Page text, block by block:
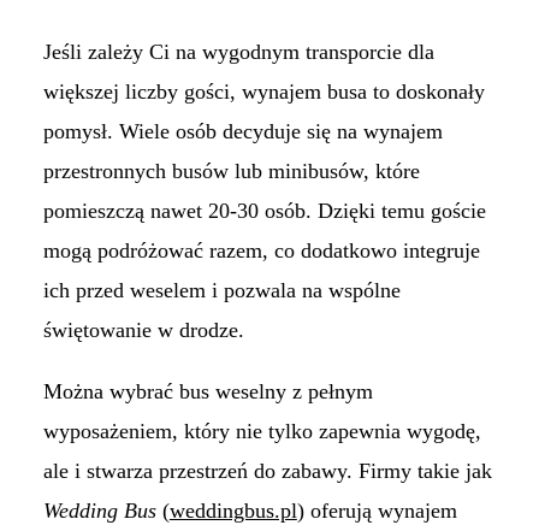
Jeśli zależy Ci na wygodnym transporcie dla
większej liczby gości, wynajem busa to doskonały
pomysł. Wiele osób decyduje się na wynajem
przestronnych busów lub minibusów, które
pomieszczą nawet 20-30 osób. Dzięki temu goście
mogą podróżować razem, co dodatkowo integruje
ich przed weselem i pozwala na wspólne
świętowanie w drodze.
Można wybrać bus weselny z pełnym
wyposażeniem, który nie tylko zapewnia wygodę,
ale i stwarza przestrzeń do zabawy. Firmy takie jak
Wedding Bus(weddingbus.pl) oferują wynajem